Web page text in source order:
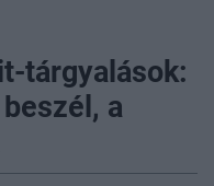
tárgyalások:
a